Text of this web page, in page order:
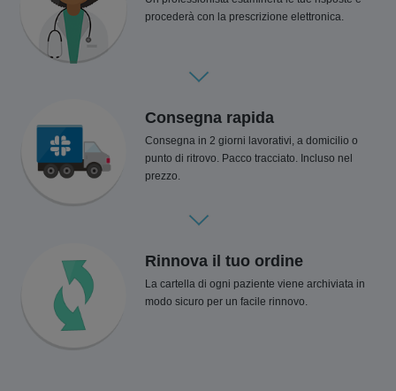
procederà con la prescrizione elettronica.
Consegna rapida
Consegna in 2 giorni lavorativi, a domicilio o
punto di ritrovo. Pacco tracciato. Incluso nel
prezzo.
Rinnova il tuo ordine
La cartella di ogni paziente viene archiviata in
modo sicuro per un facile rinnovo.